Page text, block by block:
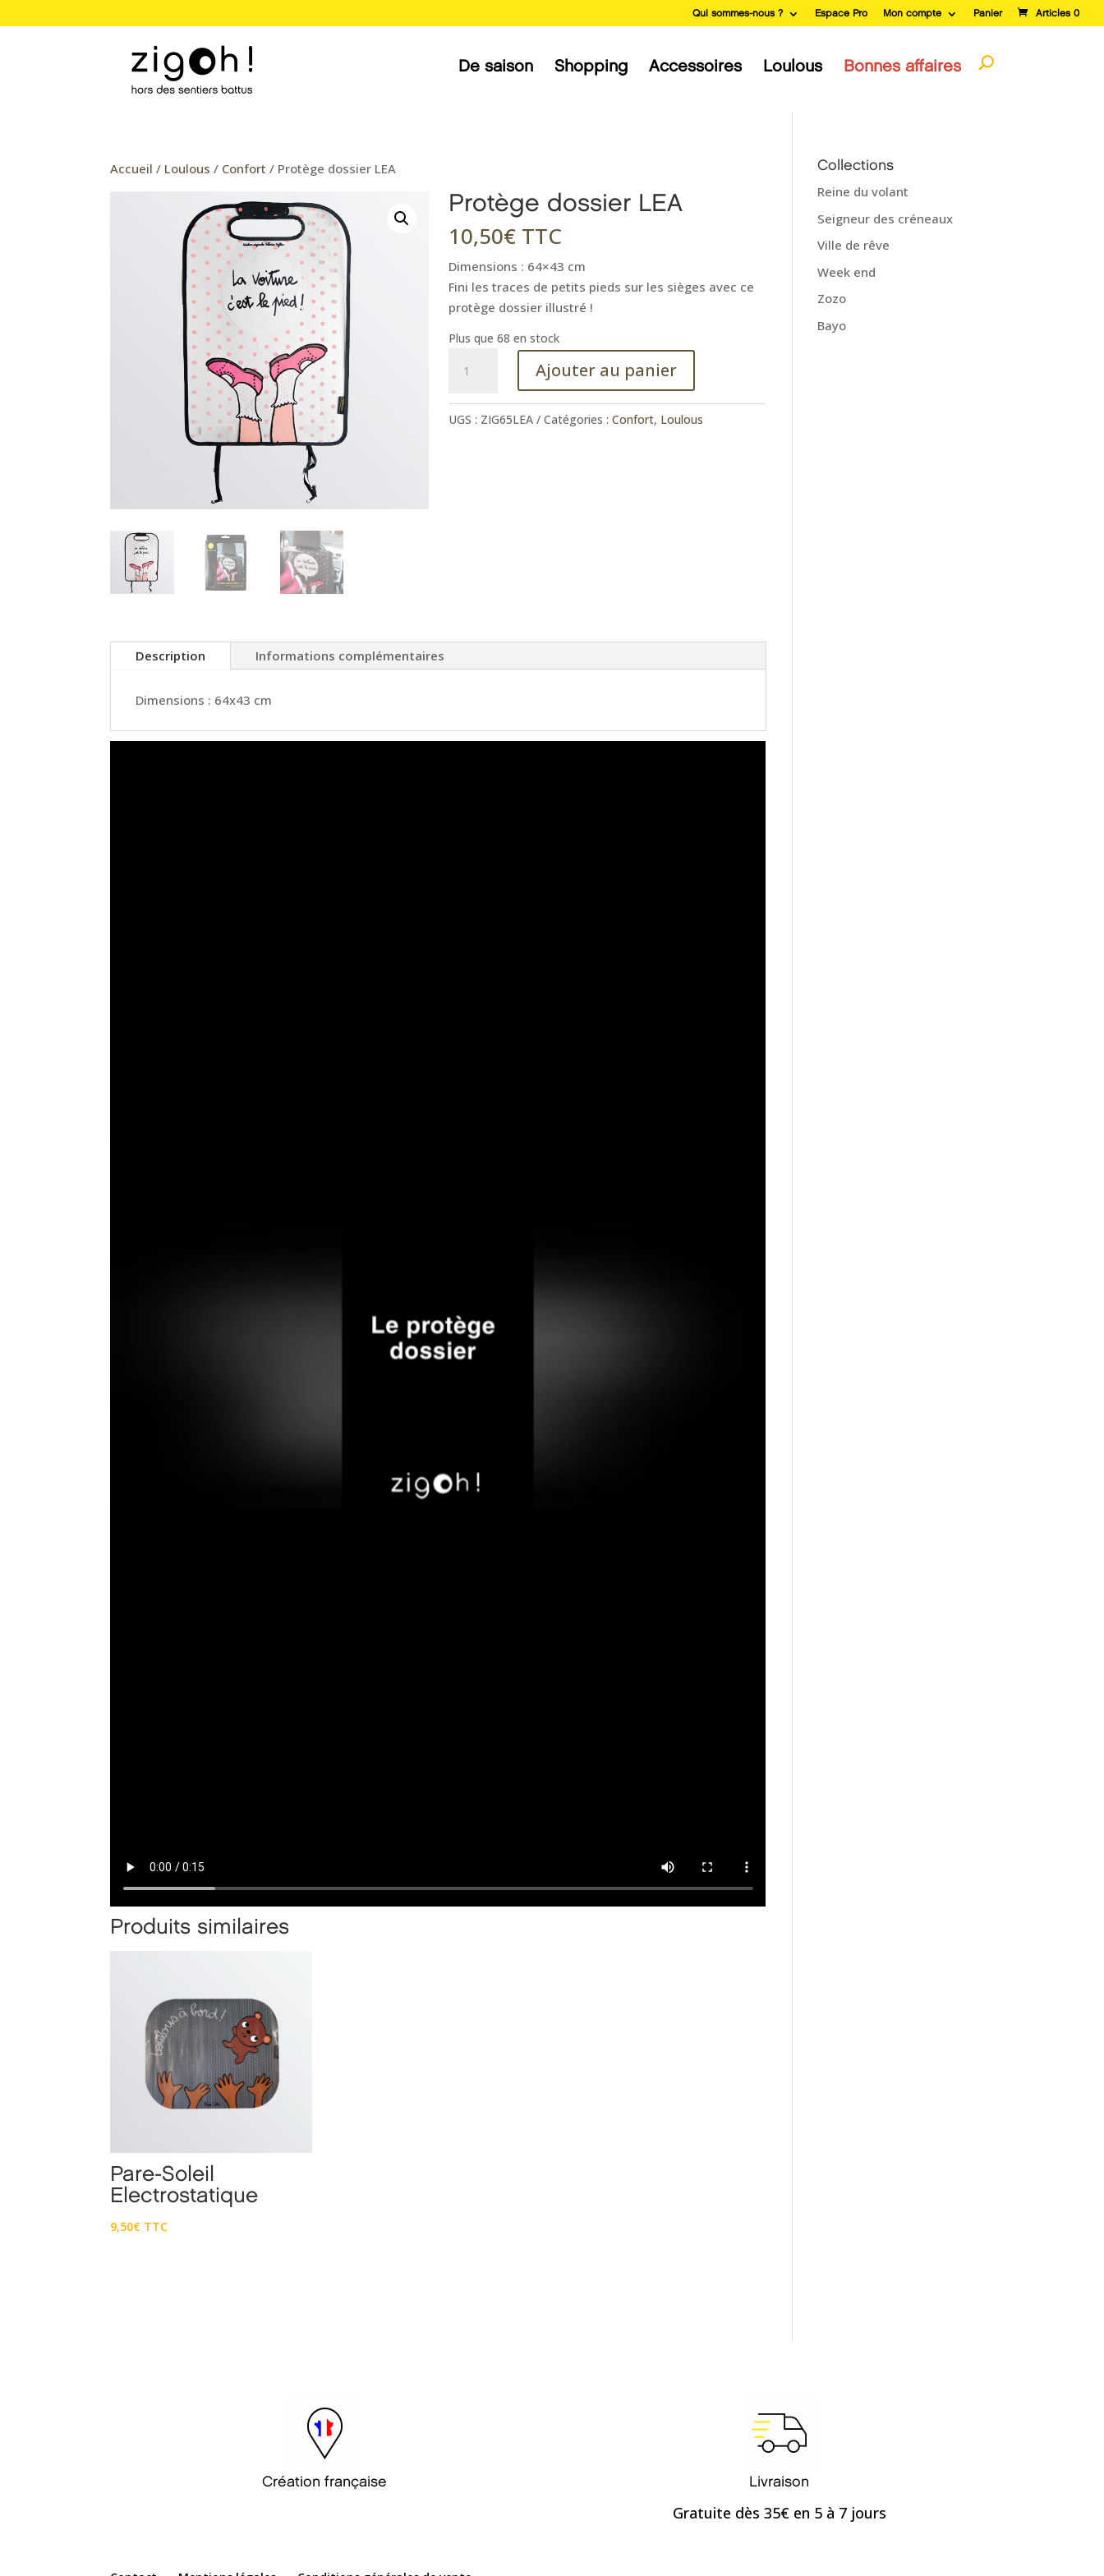
Qui sommes-nous ? Espace Pro Mon compte Panier Articles 0
De saison Shopping Accessoires Loulous Bonnes affaires
Accueil / Loulous / Confort / Protège dossier LEA
Protège dossier LEA
10,50€ TTC
Dimensions : 64×43 cm
Fini les traces de petits pieds sur les sièges avec ce
protège dossier illustré !
Plus que 68 en stock
dossier
Ajouter au panier
UGS : ZIG65LEA Catégories : Confort, Loulous
Description Informations complémentaires
Dimensions : 64x43 cm
Produits similaires
Pare-Soleil
Electrostatique
9,50€ TTC
Collections
Reine du volant
Seigneur des créneaux
Ville de rêve
Week end
Zozo
Bayo
Création française Livraison
Gratuite dès 35€ en 5 à 7 jours